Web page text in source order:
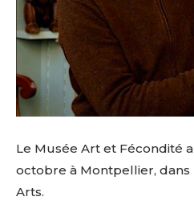
Le Musée Art et Fécondité
octobre à Montpellier,
Arts.